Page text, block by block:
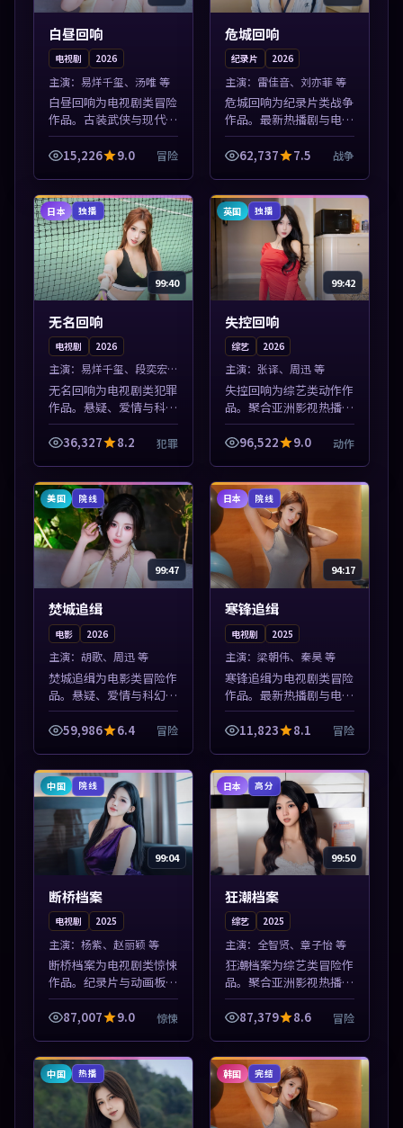
白昼回响
电视剧 2026
主演： 易烊千玺、汤唯 等
白昼回响为电视剧类冒险
作品。古装武侠与现代谍
战兼备，热播剧集连更，
精彩片花与正片同样清
凑，值得加入片单...
15,226 9.0 冒险
危城回响
纪录片 2026
主演： 雷佳音、刘亦菲 等
危城回响为纪录片类战争
作品。最新热播剧与电影
片单推荐，高清画质流畅
播放，每日更新不错过精
紧凑，值得加...
62,737 7.5 战争
日本 独播
99:40
无名回响
电视剧 2026
主演： 易烊千玺、段奕宏
等
无名回响为电视剧类犯罪
作品。悬疑、爱情与科幻
类型齐全，热播榜单实时
刷新，沉浸式观影体验。
得加入片单。
36,327 8.2 犯罪
英国 独播
99:42
失控回响
综艺 2026
主演： 张译、周迅 等
失控回响为综艺类动作作
品。聚合亚洲影视热播内
容，高清免费在线观看，
适合手机与电脑一站式追
凑，值得加入片...
96,522 9.0 动作
美国 院线
99:47
焚城追缉
电影 2026
主演： 胡歌、周迅 等
焚城追缉为电影类冒险作
品。悬疑、爱情与科幻类
型齐全，热播榜单实时刷
新，沉浸式观影体验。本
加入片单。
59,986 6.4 冒险
日本 院线
94:17
寒锋追缉
电视剧 2025
主演： 梁朝伟、秦昊 等
寒锋追缉为电视剧类冒险
作品。最新热播剧与电影
片单推荐，高清画质流畅
播放，每日更新不错过精
紧凑，值得加...
11,823 8.1 冒险
中国 院线
99:04
断桥档案
电视剧 2025
主演： 杨紫、赵丽颖 等
断桥档案为电视剧类惊悚
作品。纪录片与动画板块
同步更新，亚洲影视一站
式导览，支持关键词检索
凑，值得加入...
87,007 9.0 惊悚
日本 高分
99:50
狂潮档案
综艺 2025
主演： 全智贤、章子怡 等
狂潮档案为综艺类冒险作
品。聚合亚洲影视热播内
容，高清免费在线观看，
适合手机与电脑一站式追
凑，值得加入片...
87,379 8.6 冒险
中国 热播 韩国 完结